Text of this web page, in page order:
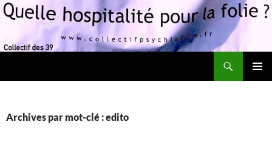
Archives par mot-clé : edito